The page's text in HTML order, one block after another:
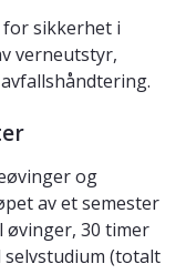
for sikkerhet i
verneutstyr,
og
av et semester
øvinger, 30 timer
(totalt